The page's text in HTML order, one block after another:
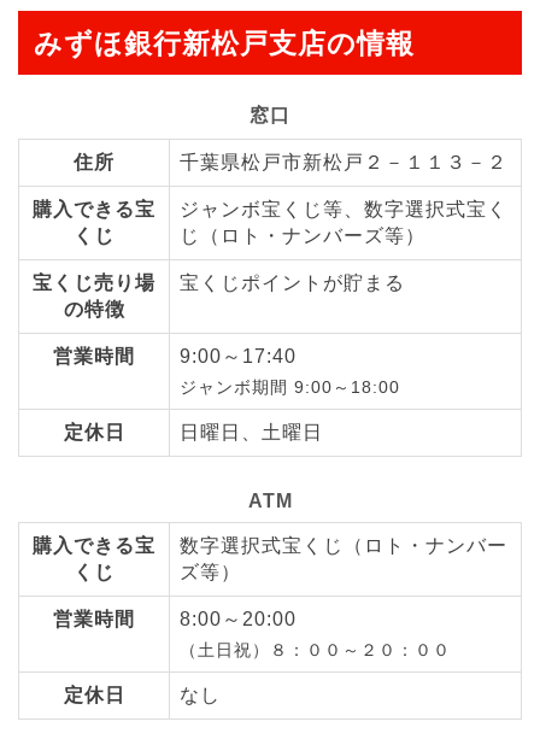
みずほ銀行新松戸支店の情報
窓口
住所 千葉県松戸市新松戸２－１１３－２
購入できる宝
くじ
ジャンボ宝くじ等、数字選択式宝く
じ（ロト・ナンバーズ等）
宝くじ売り場
の特徴
宝くじポイントが貯まる
営業時間 9:00～17:40
ジャンボ期間 9:00～18:00
定休日 日曜日、土曜日
ATM
購入できる宝
くじ
数字選択式宝くじ（ロト・ナンバー
ズ等）
営業時間 8:00～20:00
（土日祝）８：００～２０：００
定休日 なし